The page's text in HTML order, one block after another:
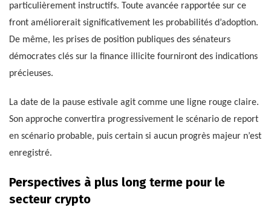
particulièrement instructifs. Toute avancée rapportée sur ce
front améliorerait significativement les probabilités d’adoption.
De même, les prises de position publiques des sénateurs
démocrates clés sur la finance illicite fourniront des indications
précieuses.
La date de la pause estivale agit comme une ligne rouge claire.
Son approche convertira progressivement le scénario de report
en scénario probable, puis certain si aucun progrès majeur n’est
enregistré.
Perspectives à plus long terme pour le
secteur crypto